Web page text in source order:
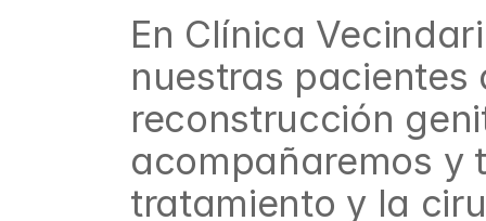
En Clínica
nuestras
reconstrucción
acompañaremos y
tratamiento y la